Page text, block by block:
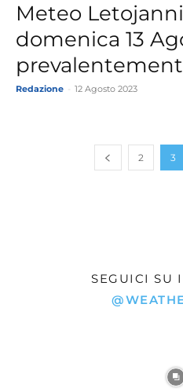
Meteo
domenica 13
Redazione 12 Agosto 2023
2 3
SEGUICI SU